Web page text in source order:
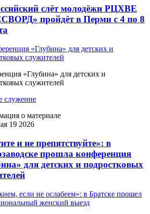
слёт молодёжи РЦХВЕ
пройдёт в Перми с 4 по 8
«Глубина» для детских и
служителей
служение
о материале
19 2026
и не препятствуйте»: в
прошла конференция
для детских и подростковых